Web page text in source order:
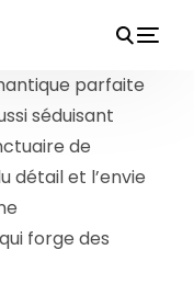
parfaite
séduisant
de
détail et l’envie
forge des